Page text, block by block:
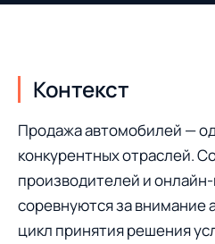
Контекст
Продажа автомобилей —
конкурентных отраслей.
производителей и
соревнуются за внимание
цикл принятия решения